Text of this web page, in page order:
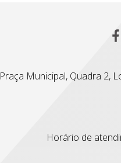
Praça Municipal, Quadra 2,
Horário de